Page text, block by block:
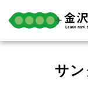
サ